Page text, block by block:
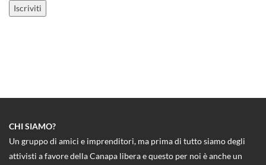
CHI SIAMO?
Un gruppo di amici e imprenditori, ma prima di tutto siamo degli
attivisti a favore della Canapa libera e questo per noi è anche un